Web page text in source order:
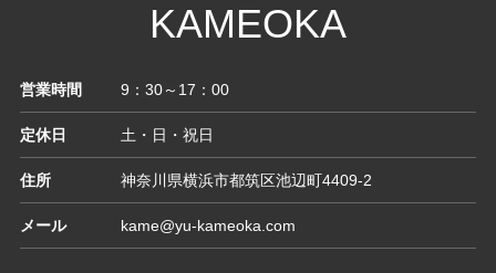
KAMEOKA
営業時間 9：30～17：00
定休日 土・日・祝日
住所 神奈川県横浜市都筑区池辺町4409-2
メール kame@yu-kameoka.com